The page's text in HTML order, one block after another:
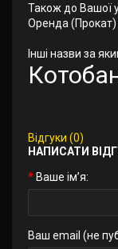
Також до Вашої
Оренда (Прокат)
Інші назви за
Відгуки (0)
НАПИСАТИ
Ваше ім’я:
Ваш email (не